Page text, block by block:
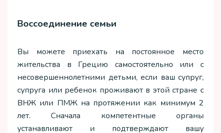
Воссоединение семьи
Вы можете приехать на постоянное место
жительства в Грецию самостоятельно или с
несовершеннолетними детьми, если ваш супруг,
супруга или ребенок проживают в этой стране с
ВНЖ или ПМЖ на протяжении как минимум 2
лет. Сначала компетентные органы
устанавливают и подтверждают вашу